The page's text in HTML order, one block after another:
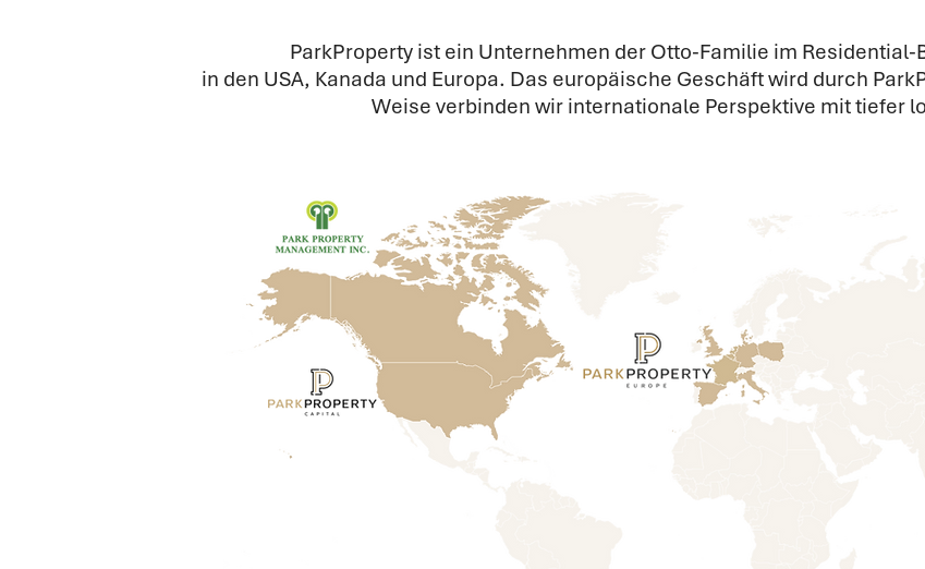
ParkProperty ist ein Unternehmen der Otto-Familie im
in den USA, Kanada und Europa. Das europäische Geschäft wird durch
Weise verbinden wir internationale Perspektive mit tiefer